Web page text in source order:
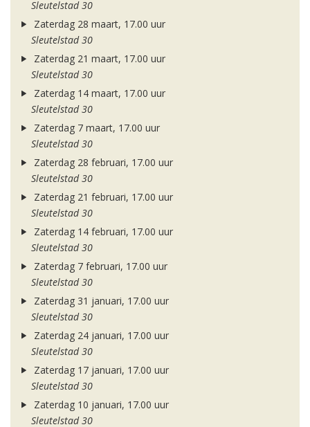
Sleutelstad 30
Zaterdag 28 maart, 17.00 uur
Sleutelstad 30
Zaterdag 21 maart, 17.00 uur
Sleutelstad 30
Zaterdag 14 maart, 17.00 uur
Sleutelstad 30
Zaterdag 7 maart, 17.00 uur
Sleutelstad 30
Zaterdag 28 februari, 17.00 uur
Sleutelstad 30
Zaterdag 21 februari, 17.00 uur
Sleutelstad 30
Zaterdag 14 februari, 17.00 uur
Sleutelstad 30
Zaterdag 7 februari, 17.00 uur
Sleutelstad 30
Zaterdag 31 januari, 17.00 uur
Sleutelstad 30
Zaterdag 24 januari, 17.00 uur
Sleutelstad 30
Zaterdag 17 januari, 17.00 uur
Sleutelstad 30
Zaterdag 10 januari, 17.00 uur
Sleutelstad 30